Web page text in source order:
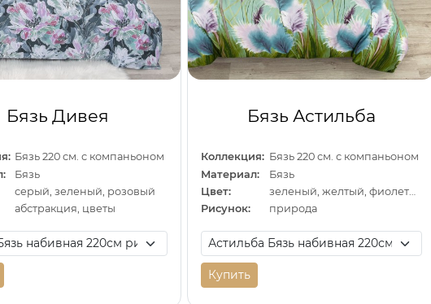
Бязь Дивея
Бязь 220 см. с компаньоном
Бязь
серый, зеленый, розовый
абстракция, цветы
Бязь Астильба
Коллекция: Бязь 220 см. с компаньоном
Материал:
Бязь
Цвет:
зеленый, желтый, фиолетовый
Рисунок:
природа
Купить